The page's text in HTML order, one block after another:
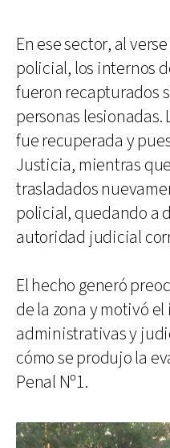
En ese sector, al
policial, los internos
fueron recapturados
personas
fue recuperada y
Justicia, mientras
trasladados
policial, quedando a
autoridad judicial
El hecho generó
de la zona y motivó
administrativas y
cómo se produjo la
Penal Nº1.